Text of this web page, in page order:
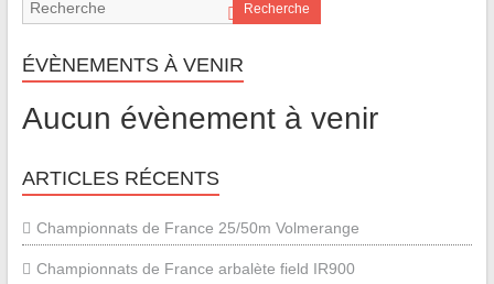
Recherche
ÉVÈNEMENTS À VENIR
Aucun évènement à venir
ARTICLES RÉCENTS
Championnats de France 25/50m Volmerange
Championnats de France arbalète field IR900